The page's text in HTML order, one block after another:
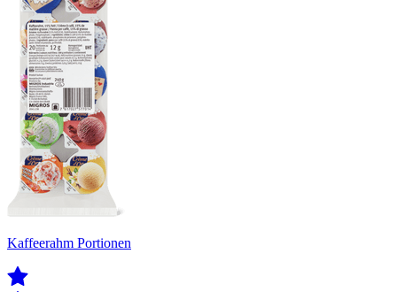
Kaffeerahm Portionen